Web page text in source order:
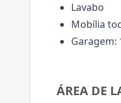
Lavabo
Mobília
ÁREA DE